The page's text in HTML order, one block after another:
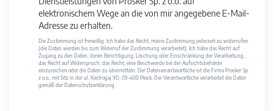
elektronischem Wege an die von mir angegebene E-Mail-
Adresse zu erhalten.
Die Zustimmung ist freiwillig. Ich habe das Recht, meine Zustimmung jederzeit zu widerrufen
(die Daten werden bis zum Widerruf der Zustimmung verarbeitet). Ich habe das Recht auf
Zugang zu den Daten, deren Berichtigung, Löschung oder Einschränkung der Verarbeitung,
das Recht auf Widerspruch, das Recht, eine Beschwerde bei der Aufsichtsbehörde
einzureichen oder die Daten zu übermitteln. Der Datenverantwortliche ist die Firma Prosker Sp.
z o.o., mit Sitz in der ul. Kostrogaj 9D, 09-400 Płock. Der Verantwortliche verarbeitet die Daten
gemäß der Datenschutzerklärung.